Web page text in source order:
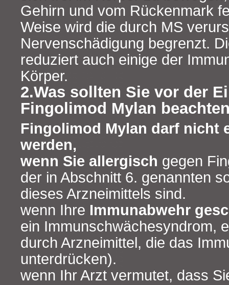
Gehirn und vom Rückenmark
Weise wird die durch MS
Nervenschädigung begrenzt.
reduziert auch einige der
Körper.
2.Was sollten Sie vor der
Fingolimod Mylan
Fingolimod Mylan darf nicht
werden,
wenn Sie allergisch gegen
der in Abschnitt 6. genannten
dieses Arzneimittels sind.
wenn Ihre Immunabwehr
ein Immunschwächesyndrom,
durch Arzneimittel, die das
unterdrücken).
wenn Ihr Arzt vermutet, dass